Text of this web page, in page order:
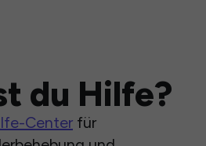
du Hilfe?
Center für